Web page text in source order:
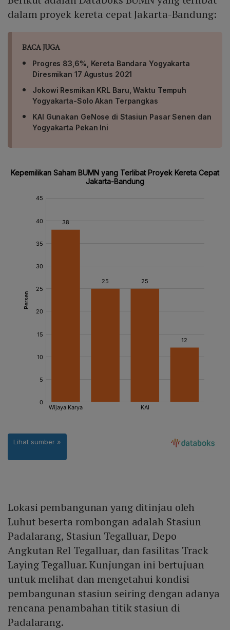
dalam proyek kereta cepat Jakarta-Bandung:
BACA JUGA
Progres 83,6%, Kereta Bandara Yogyakarta
Diresmikan 17 Agustus 2021
Jokowi Resmikan KRL Baru, Waktu Tempuh
Yogyakarta-Solo Akan Terpangkas
KAI Gunakan GeNose di Stasiun Pasar Senen dan
Yogyakarta Pekan Ini
Lokasi pembangunan yang ditinjau oleh
Luhut beserta rombongan adalah Stasiun
Padalarang, Stasiun Tegalluar, Depo
Angkutan Rel Tegalluar, dan fasilitas Track
Laying Tegalluar. Kunjungan ini bertujuan
untuk melihat dan mengetahui kondisi
pembangunan stasiun seiring dengan adanya
rencana penambahan titik stasiun di
Padalarang.